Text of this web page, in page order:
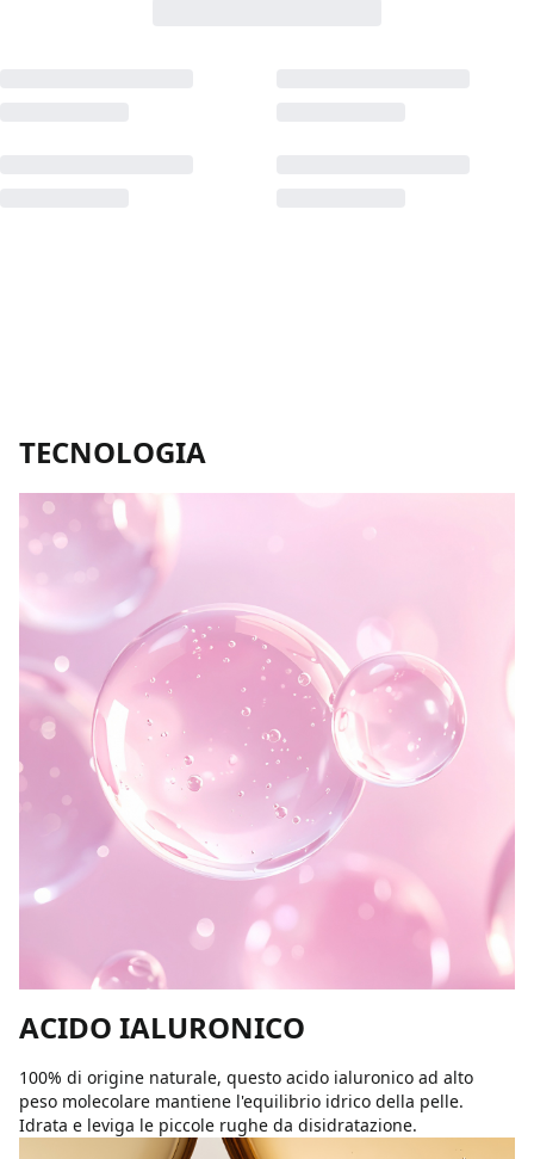
TECNOLOGIA
ACIDO IALURONICO
100% di origine naturale, questo acido ialuronico ad alto
peso molecolare mantiene l'equilibrio idrico della pelle.
Idrata e leviga le piccole rughe da disidratazione.